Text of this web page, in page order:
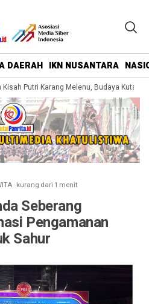
DAERAH IKN NUSANTARA
Putri Karang Melenu, Budaya Kutai
· kurang dari 1 menit
Seberang
Pengamanan
Sahur